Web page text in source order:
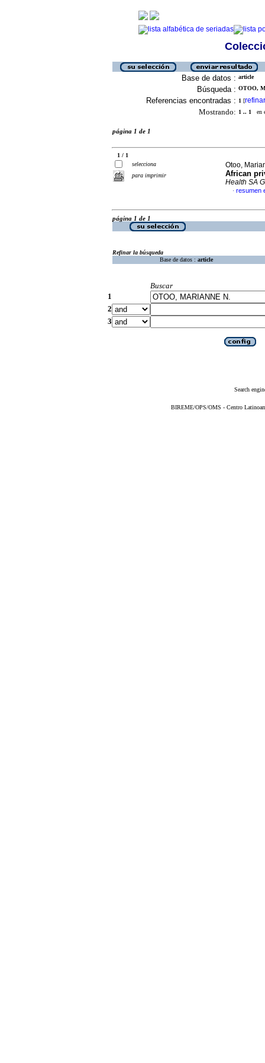
Base de datos : article
Búsqueda : OTOO,
Referencias encontradas : 1 [refinar
Mostrando: 1 .. 1 en
página 1 de 1
1 / 1
selecciona
para imprimir
Otoo,
African
Health SA
· resumen
página 1 de 1
Refinar la búsqueda
Base de datos : article
Buscar
1
2
3
Search
BIREME/OPS/OMS - Centro